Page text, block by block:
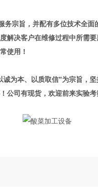
宗旨，并配有多位技术全
解决客户在维修过程中所需
使用 ！
为本、以质取信”为宗旨，
公司有现货，欢迎前来实验考